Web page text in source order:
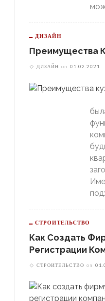
ДИЗАЙН
Преимущества
ДИЗАЙН on 01.02.2021
СТРОИТЕЛЬСТВО
Как Создать
Регистрации
СТРОИТЕЛЬСТВО on